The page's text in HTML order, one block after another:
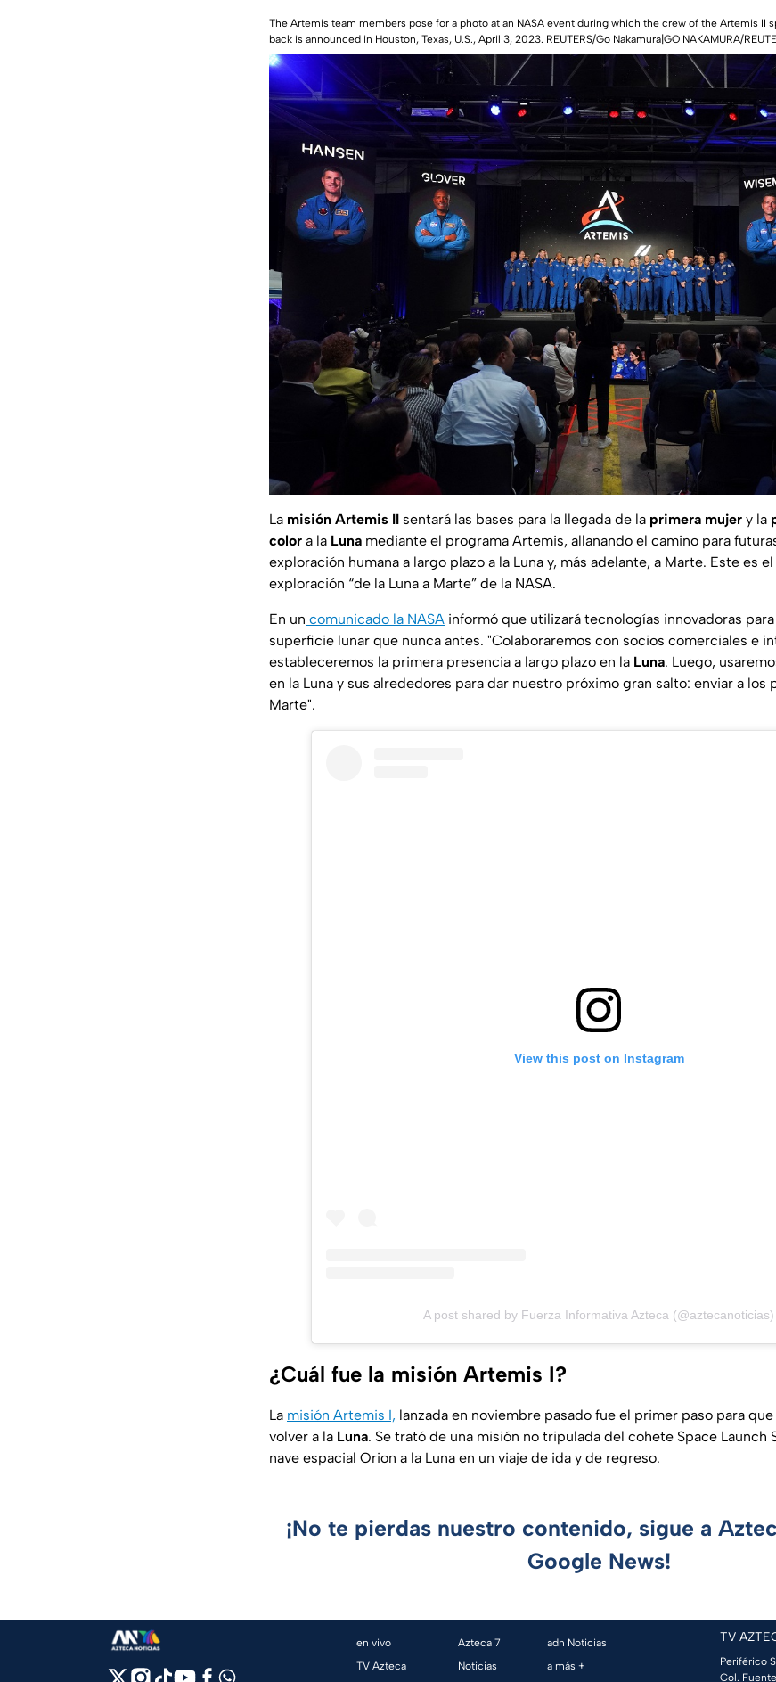
The Artemis team members pose for a photo at an NASA event during which the crew of the Artemis II
back is announced in Houston, Texas, U.S., April 3, 2023. REUTERS/Go Nakamura|GO NAKAMURA/
La misión Artemis II sentará las bases para la llegada de la primera mujer y la
color a la Luna mediante el programa Artemis, allanando el camino para
exploración humana a largo plazo a la Luna y, más adelante, a Marte. Este es
exploración “de la Luna a Marte” de la NASA.
En un comunicado la NASA informó que utilizará tecnologías innovadoras
superficie lunar que nunca antes. "Colaboraremos con socios comerciales e
estableceremos la primera presencia a largo plazo en la Luna. Luego,
en la Luna y sus alrededores para dar nuestro próximo gran salto: enviar a los
Marte".
View this post on Instagram
A post shared by Fuerza Informativa Azteca (@aztecanoticias)
¿Cuál fue la misión Artemis I?
La misión Artemis I, lanzada en noviembre pasado fue el primer paso para
volver a la Luna. Se trató de una misión no tripulada del cohete Space Launch
nave espacial Orion a la Luna en un viaje de ida y de regreso.
¡No te pierdas nuestro contenido, sigue a
Google News!
en vivo
TV Azteca
Azteca 7
Noticias
adn Noticias
a más +
TV
Periférico
Col.